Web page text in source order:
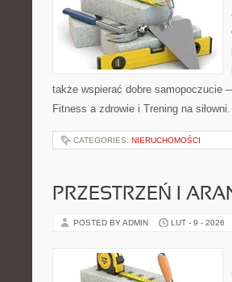
także wspierać dobre samopoczucie
Fitness a zdrowie i Trening na
CATEGORIES: NIERUCHOMOŚCI
PRZESTRZEŃ I
POSTED BY ADMIN LUT - 9 - 2026